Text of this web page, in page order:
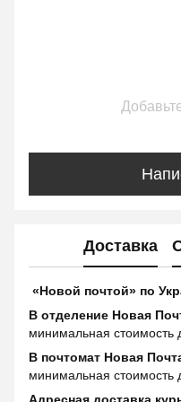
Доставка
«Новой почтой» по
В отделение Новая
минимальная стоимость
В почтомат Новая
минимальная стоимость